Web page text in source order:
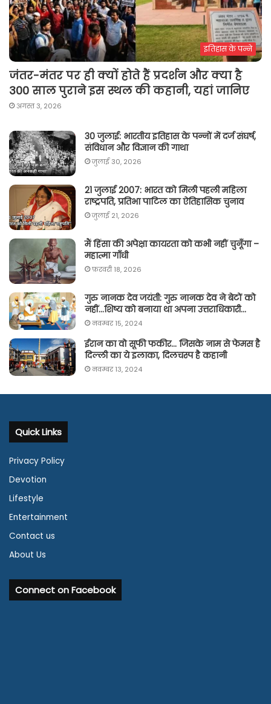
इतिहास के पन्ने
जंतर-मंतर पर ही क्यों होते हैं प्रदर्शन और क्या है
300 साल पुराने इस स्थल की कहानी, यहां जानिए
अगस्त 3, 2026
30 जुलाई: भारतीय इतिहास के पन्नों में दर्ज संघर्ष,
संविधान और विज्ञान की गाथा
जुलाई 30, 2026
21 जुलाई 2007: भारत को मिली पहली महिला
राष्ट्रपति, प्रतिभा पाटिल का ऐतिहासिक चुनाव
जुलाई 21, 2026
मैं हिंसा की अपेक्षा कायरता को कभी नहीं चुनूँगा –
महात्मा गाँधी
फ़रवरी 18, 2026
गुरु नानक देव जयंती: गुरु नानक देव ने बेटों को
नहीं…शिष्य को बनाया था अपना उत्तराधिकारी…
नवम्बर 15, 2024
ईरान का वो सूफी फकीर… जिसके नाम से फेमस है
दिल्ली का ये इलाका, दिलचस्प है कहानी
नवम्बर 13, 2024
Quick Links
Privacy Policy
Devotion
Lifestyle
Entertainment
Contact us
About Us
Connect on Facebook